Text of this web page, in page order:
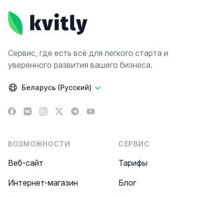
Сервис, где есть всё для легкого старта и
уверенного развития вашего бизнеса.
Беларусь (Русский)
Facebook
VK Instagram
X TelegramYouTube
ВОЗМОЖНОСТИ
Веб-сайт
Интернет-магазин
СЕРВИС
Тарифы
Блог